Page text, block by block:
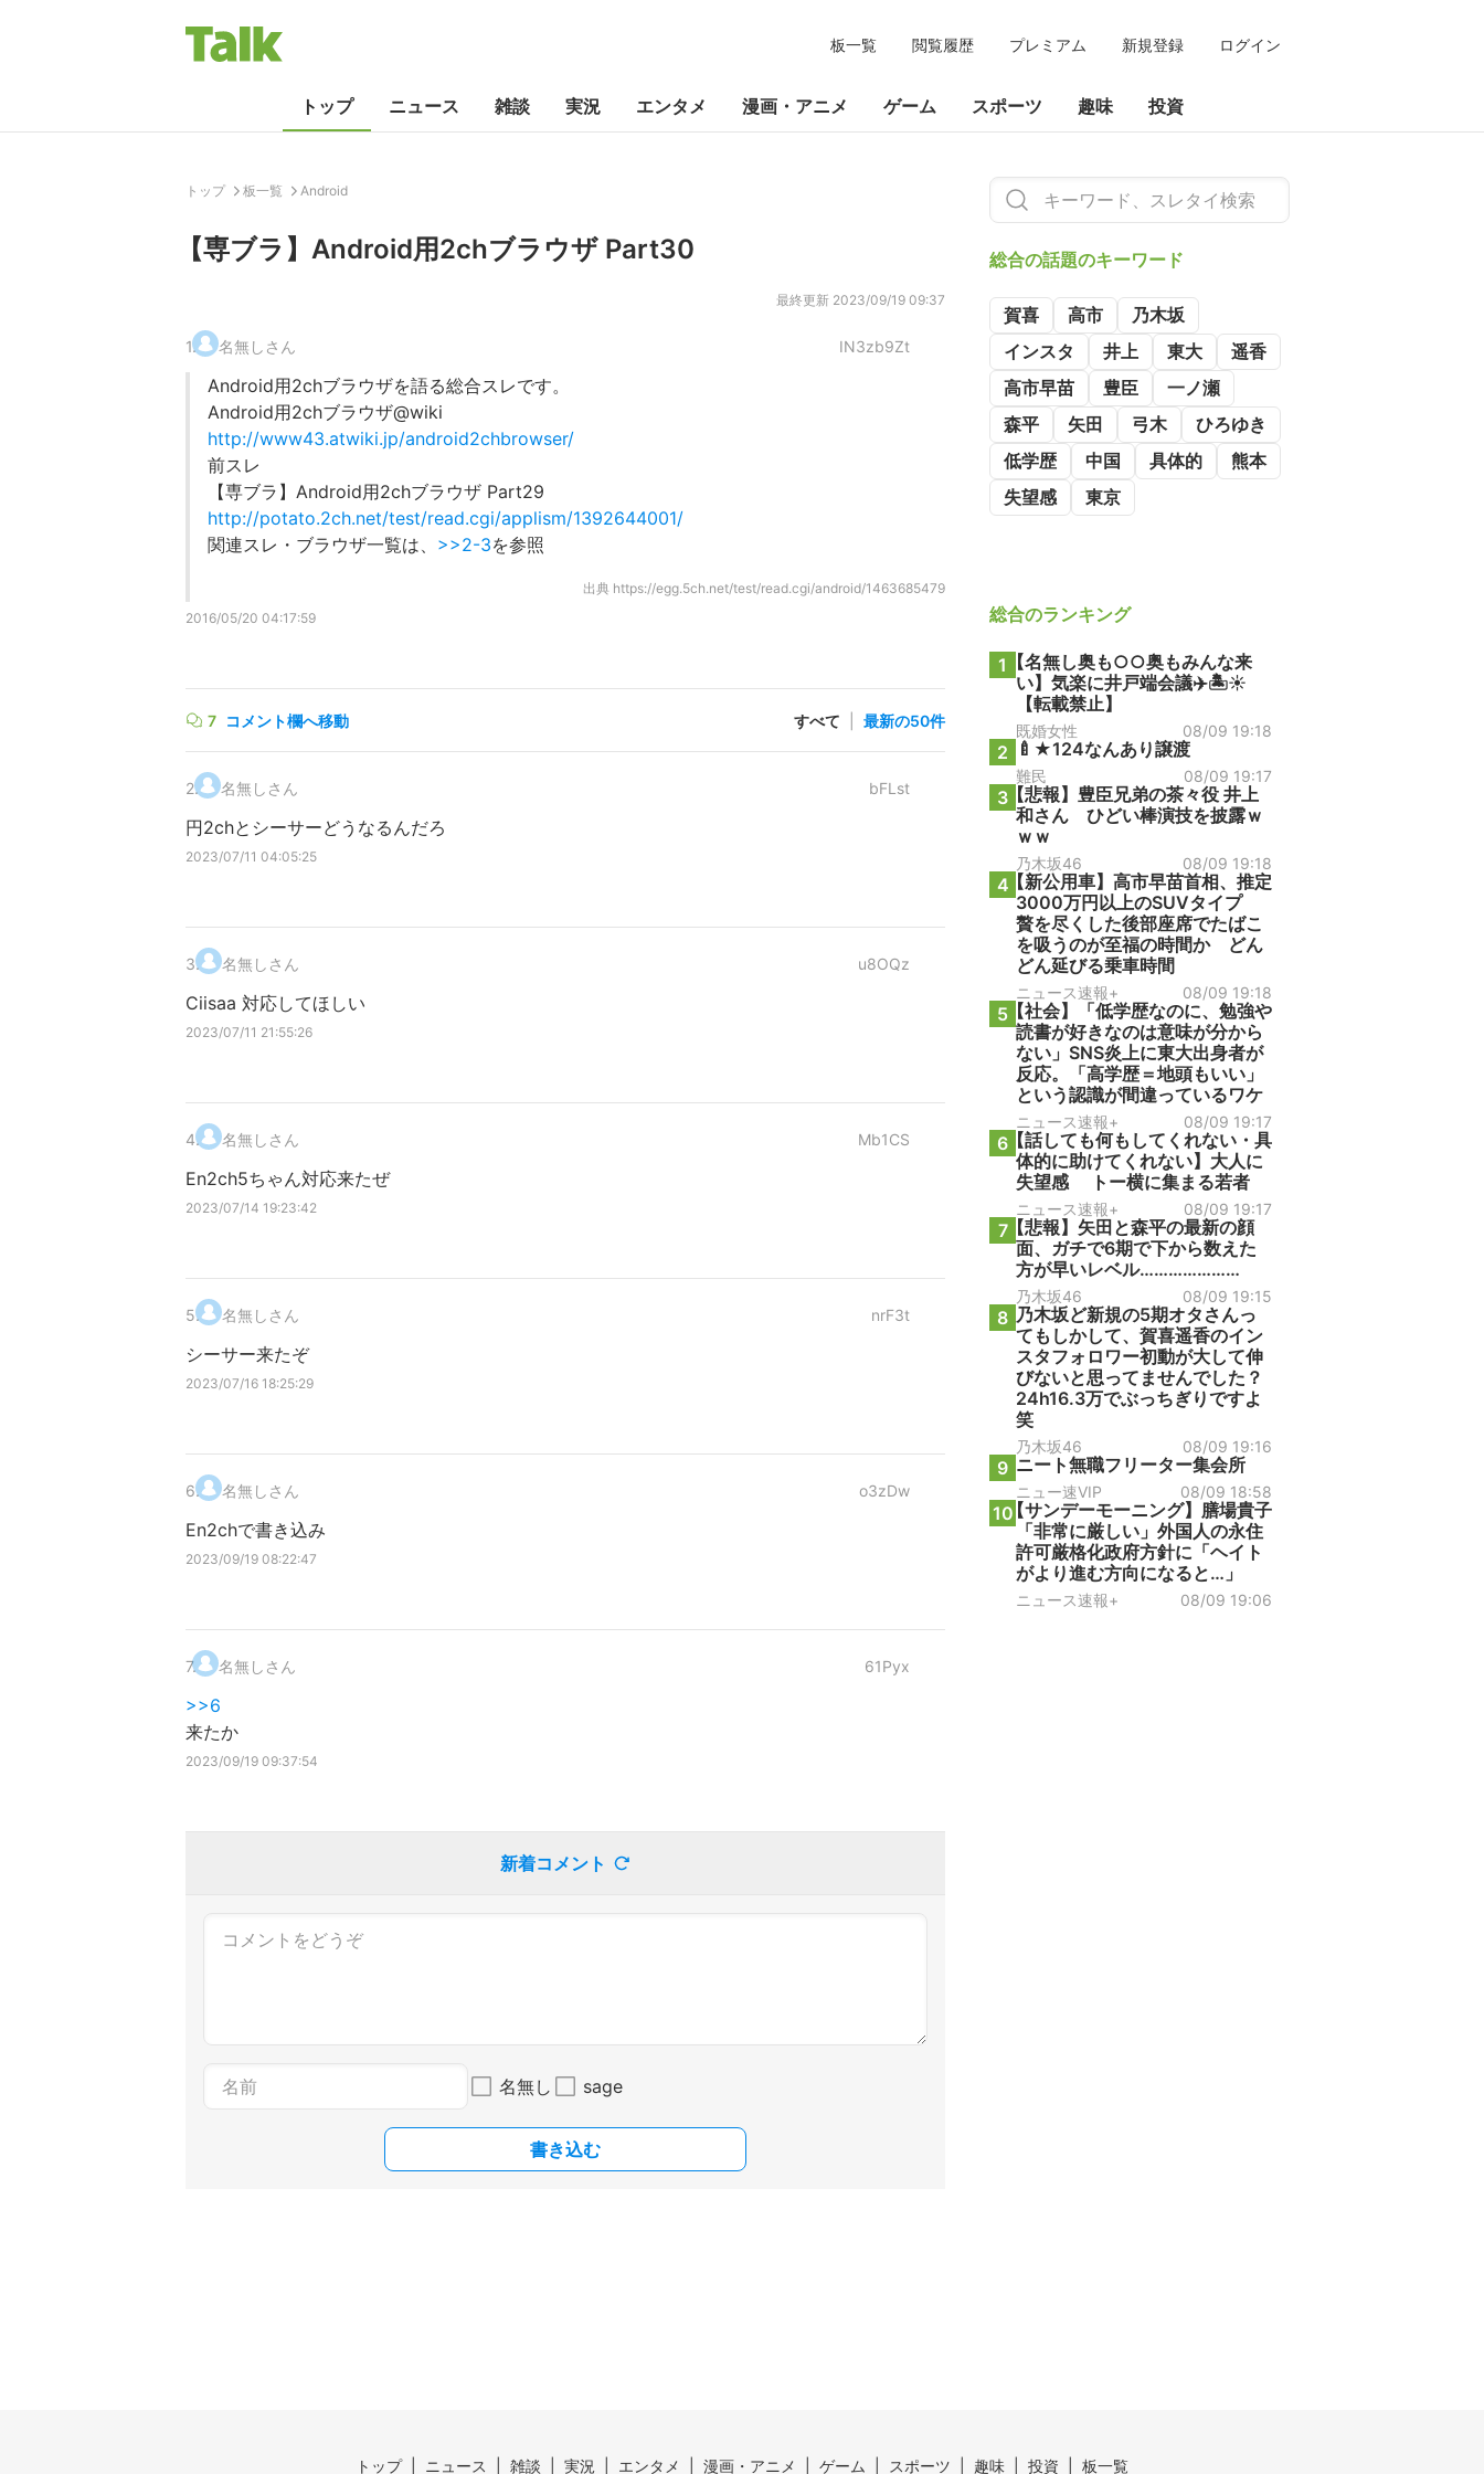
板一覧 閲覧履歴 プレミアム 新規登録 ログイン
トップ ニュース 雑談 実況 エンタメ 漫画・アニメ ゲーム スポーツ 趣味 投資
トップ 板一覧 Android
【専ブラ】Android用2chブラウザ Part30
最終更新 2023/09/19 09:37
1. 名無しさん IN3zb9Zt
Android用2chブラウザを語る総合スレです。
Android用2chブラウザ@wiki
http://www43.atwiki.jp/android2chbrowser/
前スレ
【専ブラ】Android用2chブラウザ Part29
http://potato.2ch.net/test/read.cgi/applism/1392644001/
関連スレ・ブラウザ一覧は、 >>2-3を参照
出典 https://egg.5ch.net/test/read.cgi/android/1463685479
2016/05/20 04:17:59
7 コメント欄へ移動 すべて 最新の50件
2. 名無しさん bFLst
円2chとシーサーどうなるんだろ
2023/07/11 04:05:25
3. 名無しさん u8OQz
Ciisaa 対応してほしい
2023/07/11 21:55:26
4. 名無しさん Mb1CS
En2ch5ちゃん対応来たぜ
2023/07/14 19:23:42
5. 名無しさん nrF3t
シーサー来たぞ
2023/07/16 18:25:29
6. 名無しさん o3zDw
En2chで書き込み
2023/09/19 08:22:47
7. 名無しさん 61Pyx
>>6
来たか
2023/09/19 09:37:54
新着コメント
名無し sage
書き込む
総合の話題のキーワード
賀喜 高市
乃木坂
インスタ
井上 東大
遥香
高市早苗
豊臣
一ノ瀬
森平
矢田 弓木
ひろゆき
低学歴
中国 具体的
熊本
失望感
東京
総合のランキング
1 【名無し奥も○○奥もみんな来
い】気楽に井戸端会議✈️🏝️☀
【転載禁止】
既婚女性 08/09 19:18
2 🍼★124なんあり譲渡
難民 08/09 19:17
3【悲報】豊臣兄弟の茶々役 井上
和さん ひどい棒演技を披露ｗ
ｗｗ
乃木坂46 08/09 19:18
4【新公用車】高市早苗首相、推定
3000万円以上のSUVタイプ
贅を尽くした後部座席でたばこ
を吸うのが至福の時間か どん
どん延びる乗車時間
ニュース速報+ 08/09 19:18
5【社会】「低学歴なのに、勉強や
読書が好きなのは意味が分から
ない」SNS炎上に東大出身者が
反応。「高学歴＝地頭もいい」
という認識が間違っているワケ
ニュース速報+ 08/09 19:17
6【話しても何もしてくれない・具
体的に助けてくれない】大人に
失望感 トー横に集まる若者
ニュース速報+ 08/09 19:17
7【悲報】矢田と森平の最新の顔
面、ガチで6期で下から数えた
方が早いレベル…………………
乃木坂46 08/09 19:15
8 乃木坂ど新規の5期オタさんっ
てもしかして、賀喜遥香のイン
スタフォロワー初動が大して伸
びないと思ってませんでした？
24h16.3万でぶっちぎりですよ
笑
乃木坂46 08/09 19:16
9 ニート無職フリーター集会所
ニュー速VIP 08/09 18:58
10【サンデーモーニング】膳場貴子
「非常に厳しい」外国人の永住
許可厳格化政府方針に「ヘイト
がより進む方向になると…」
ニュース速報+ 08/09 19:06
トップ ニュース 雑談 実況 エンタメ 漫画・アニメ ゲーム スポーツ 趣味 投資 板一覧